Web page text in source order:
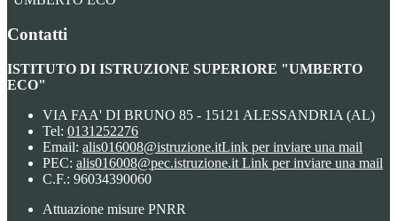
Contatti
ISTITUTO DI ISTRUZIONE SUPERIORE "UMBERTO
ECO"
VIA FAA' DI BRUNO 85 - 15121 ALESSANDRIA (AL)
Tel: 0131252276
Email: alis016008@istruzione.itLink per inviare una mail
PEC: alis016008@pec.istruzione.it Link per inviare una mail
C.F.: 96034390060
Attuazione misure PNRR